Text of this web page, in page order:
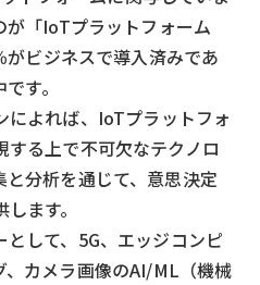
が「IoTプラットフォーム
がビジネスで導入済みであ
す。
によれば、IoTプラットフォ
る上で不可欠なテクノロ
分析を通じて、意思決定
ます。
して、5G、エッジコンピ
、カメラ画像のAI/ML（機械